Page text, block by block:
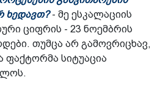
ხედავთ?- მე ესკალაციის
ციფრის - 23 ნოემბრის
თუმცა არ გამოვრიცხავ,
სიტუაცია